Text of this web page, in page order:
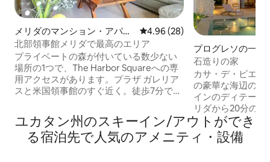
メリダのマンション・アパー
ト
レビュー28件、5つ星中4.96つ
4.96 (28)
北部領事館メリダで最高のエリア
プライベートの森が付いている数少ない
場所の1つで、The Harbor Squareへの専
用アクセスがあります。プラザ ガレリア
スと米国領事館のすぐ近く。徒歩7分で
リダ北部のビア・モンテホにあるトー
レ・オセアナのアパートメント。 2つの寝
室、2つのフルバスルーム、3つのベッド
プログレソの一軒
石造りの家
カサ・デ・ピエド
の豪華な海辺の物
インのディテール
リダから20分の
に位置し、サービ
石の家には、フ
つのベッドルームがあ
ユカタン州のスキーイン/アウトができ
る宿泊先で人気のアメニティ・設備